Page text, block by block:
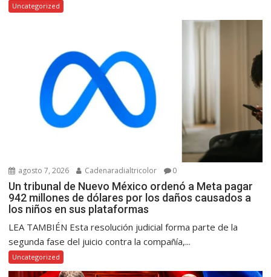
Uncategorized
agosto 7, 2026 Cadenaradialtricolor 0
Un tribunal de Nuevo México ordenó a Meta pagar
942 millones de dólares por los daños causados a
los niños en sus plataformas
LEA TAMBIÉN Esta resolución judicial forma parte de la
segunda fase del juicio contra la compañía,...
Uncategorized